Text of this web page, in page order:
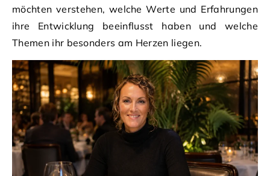
möchten verstehen, welche Werte und Erfahrungen
ihre Entwicklung beeinflusst haben und welche
Themen ihr besonders am Herzen liegen.